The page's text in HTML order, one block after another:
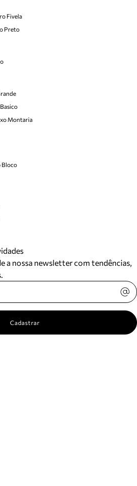
Fivela
Preto
Montaria
Bloco
a nossa newsletter com tendências,
Cadastrar